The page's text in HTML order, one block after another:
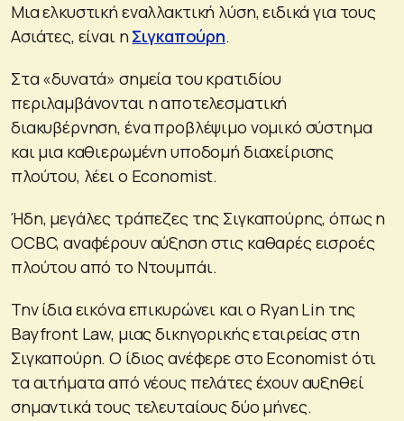
Μια ελκυστική εναλλακτική λύση, ειδικά για τους
Ασιάτες, είναι ηΣιγκαπούρη.
Στα «δυνατά» σημεία του κρατιδίου
περιλαμβάνονται η αποτελεσματική
διακυβέρνηση, ένα προβλέψιμο νομικό σύστημα
και μια καθιερωμένη υποδομή διαχείρισης
πλούτου, λέει ο Economist.
Ήδη, μεγάλες τράπεζες της Σιγκαπούρης, όπως η
OCBC, αναφέρουν αύξηση στις καθαρές εισροές
πλούτου από το Ντουμπάι.
Την ίδια εικόνα επικυρώνει και ο Ryan Lin της
Bayfront Law, μιας δικηγορικής εταιρείας στη
Σιγκαπούρη. Ο ίδιος ανέφερε στο Economist ότι
τα αιτήματα από νέους πελάτες έχουν αυξηθεί
σημαντικά τους τελευταίους δύο μήνες.